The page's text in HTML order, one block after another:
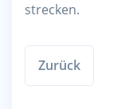
strecken.
Zurück